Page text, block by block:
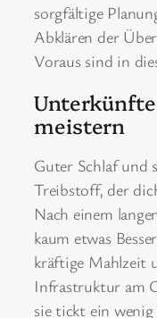
sorgfältige
Abklären der
Voraus sind in
meistern
Guter Schlaf und
Treibstoff, der
Nach einem
kaum etwas
kräftige Mahlzeit
Infrastruktur am
sie tickt ein wenig